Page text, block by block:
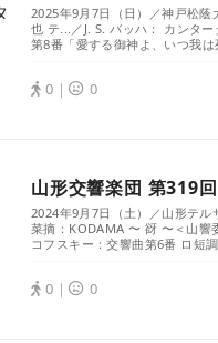
2025年9月7日（日）／神戸松
也 テ...／J. S. バッハ： カンタ
第8番「愛する御神よ、いつ我
0｜ 0
山形交響楽団 第319
2024年9月7日（土）／山形テ
菜摘：KODAMA 〜 谺 〜＜山響
コフスキー：交響曲第6番 ロ短
0｜ 0